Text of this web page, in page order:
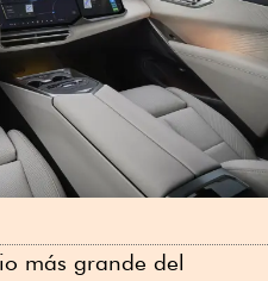
más grande del